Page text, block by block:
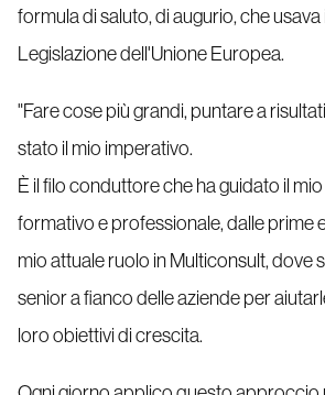
formula di saluto, di augurio, che
Legislazione dell'Unione Europea.
"Fare cose più grandi, puntare a
stato il mio imperativo.
È il filo conduttore che ha guidato il
formativo e professionale, dalle prime
mio attuale ruolo in Multiconsult, dove
senior a fianco delle aziende per
loro obiettivi di crescita.